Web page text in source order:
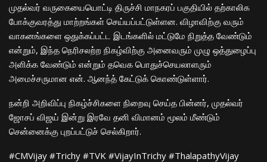
​முதல்வர் வருகையையொட்டி திருச்சி மாநகரப் பகுதியில் தற்காலிக
போக்குவரத்து மாற்றங்கள் செய்யப்பட்டுள்ளன. விழாவிற்கு வரும்
வாகனங்களை ஒதுக்கப்பட்ட இடங்களில் மட்டுமே நிறுத்த வேண்டும்
என்றும், இந்த நெரிசலற்ற நிகழ்விற்கு அனைவரும் முழு ஒத்துழைப்பு
அளிக்க வேண்டும் என்றும் தவெக பொதுச்செயலாளரும்
அமைச்சருமான என். ஆனந்த் கேட்டுக் கொண்டுள்ளார்.
​நன்றி அறிவிப்பு நிகழ்ச்சிகளை நிறைவு செய்த பின்னர், முதல்வர்
ஜோசப் விஜய் இன்று இரவே தனி விமானம் மூலம் மீண்டும்
சென்னைக்கு புறப்பட்டுச் செல்கிறார்.
​#CMVijay #Trichy #TVK #VijayInTrichy #ThalapathyVijay